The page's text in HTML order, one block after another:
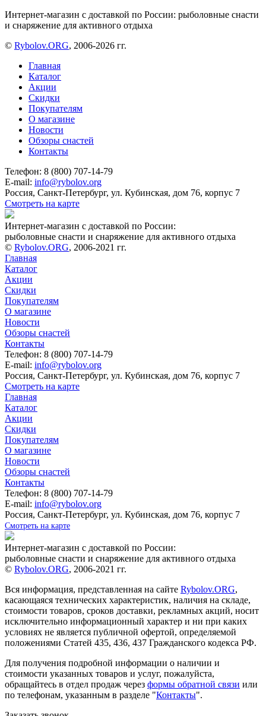
Интернет-магазин с доставкой по России: рыболовные снасти
и снаряжение для активного отдыха
© Rybolov.ORG, 2006-2026 гг.
Главная
Каталог
Акции
Скидки
Покупателям
О магазине
Новости
Обзоры снастей
Контакты
Телефон: 8 (800) 707-14-79
E-mail: info@rybolov.org
Россия, Санкт-Петербург, ул. Кубинская, дом 76, корпус 7
Смотреть на карте
Интернет-магазин с доставкой по России:
рыболовные снасти и снаряжение для активного отдыха
© Rybolov.ORG, 2006-2021 гг.
Главная
Каталог
Акции
Скидки
Покупателям
О магазине
Новости
Обзоры снастей
Контакты
Телефон: 8 (800) 707-14-79
E-mail: info@rybolov.org
Россия, Санкт-Петербург, ул. Кубинская, дом 76, корпус 7
Смотреть на карте
Главная
Каталог
Акции
Скидки
Покупателям
О магазине
Новости
Обзоры снастей
Контакты
Телефон: 8 (800) 707-14-79
E-mail: info@rybolov.org
Россия, Санкт-Петербург, ул. Кубинская, дом 76, корпус 7
Смотреть на карте
Интернет-магазин с доставкой по России:
рыболовные снасти и снаряжение для активного отдыха
© Rybolov.ORG, 2006-2021 гг.
Вся информация, представленная на сайте Rybolov.ORG,
касающаяся технических характеристик, наличия на складе,
стоимости товаров, сроков доставки, рекламных акций, носит
исключительно информационный характер и ни при каких
условиях не является публичной офертой, определяемой
положениями Статей 435, 436, 437 Гражданского кодекса РФ.
Для получения подробной информации о наличии и
стоимости указанных товаров и услуг, пожалуйста,
обращайтесь в отдел продаж через формы обратной связи или
по телефонам, указанным в разделе "Контакты".